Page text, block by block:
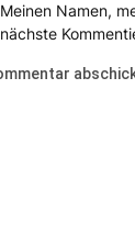
Meinen Namen,
nächste